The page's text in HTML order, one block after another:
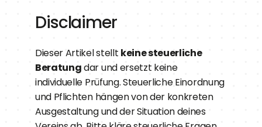
Disclaimer
Dieser Artikel stellt keine steuerliche
Beratung dar und ersetzt keine
individuelle Prüfung. Steuerliche Einordnung
und Pflichten hängen von der konkreten
Ausgestaltung und der Situation deines